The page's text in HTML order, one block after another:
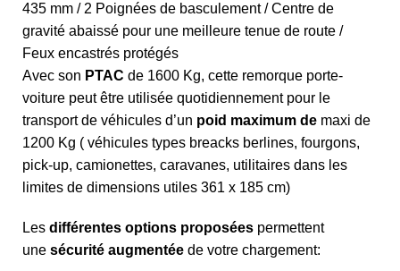
435 mm / 2 Poignées de basculement / Centre de
gravité abaissé pour une meilleure tenue de route /
Feux encastrés protégés
Avec son PTAC de 1600 Kg, cette remorque porte-
voiture peut être utilisée quotidiennement pour le
transport de véhicules d’un poid maximum de maxi de
1200 Kg ( véhicules types breacks berlines, fourgons,
pick-up, camionettes, caravanes, utilitaires dans les
limites de dimensions utiles 361 x 185 cm)
Les différentes options proposées permettent
une sécurité augmentée de votre chargement: